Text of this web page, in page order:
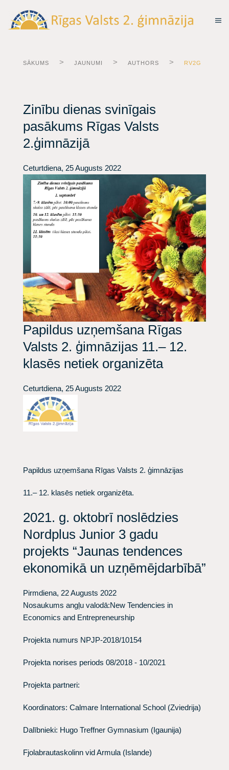
SĀKUMS JAUNUMI AUTHORS RV2G
Zinību dienas svinīgais
pasākums Rīgas Valsts
2.ģimnāzijā
Ceturtdiena, 25 Augusts 2022
Papildus uzņemšana Rīgas
Valsts 2. ģimnāzijas 11.– 12.
klasēs netiek organizēta
Ceturtdiena, 25 Augusts 2022
Papildus uzņemšana Rīgas Valsts 2. ģimnāzijas
11.– 12. klasēs netiek organizēta.
2021. g. oktobrī noslēdzies
Nordplus Junior 3 gadu
projekts “Jaunas tendences
ekonomikā un uzņēmējdarbībā”
Pirmdiena, 22 Augusts 2022
Nosaukums angļu valodā:New Tendencies in
Economics and Entrepreneurship
Projekta numurs NPJP-2018/10154
Projekta norises periods 08/2018 - 10/2021
Projekta partneri:
Koordinators: Calmare International School (Zviedrija)
Dalībnieki: Hugo Treffner Gymnasium (Igaunija)
Fjolabrautaskolinn vid Armula (Islande)